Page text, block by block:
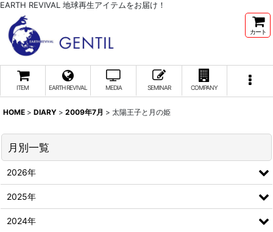
EARTH REVIVAL 地球再生アイテムをお届け！
カート
ITEM EARTH REVIVAL MEDIA SEMINAR COMPANY
HOME > DIARY > 2009年7月 > 太陽王子と月の姫
月別一覧
2026年
2025年
2024年